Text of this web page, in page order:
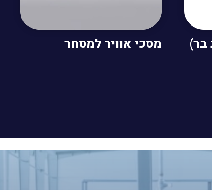
בר) מסכי אוויר למסחר